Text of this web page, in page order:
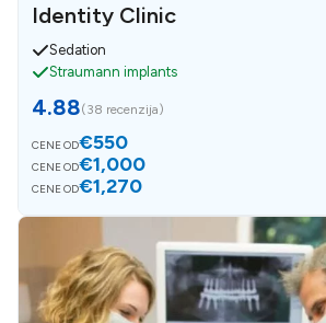
Identity Clinic
Sedation
Straumann implants
4.88(38 recenzija)
CENE OD€550
CENE OD€1,000
CENE OD€1,270